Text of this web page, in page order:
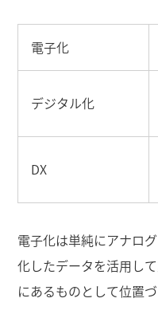
電子化
デジタル化
DX
電子化は単純にアナロ
化したデータを活用し
にあるものとして位置づ